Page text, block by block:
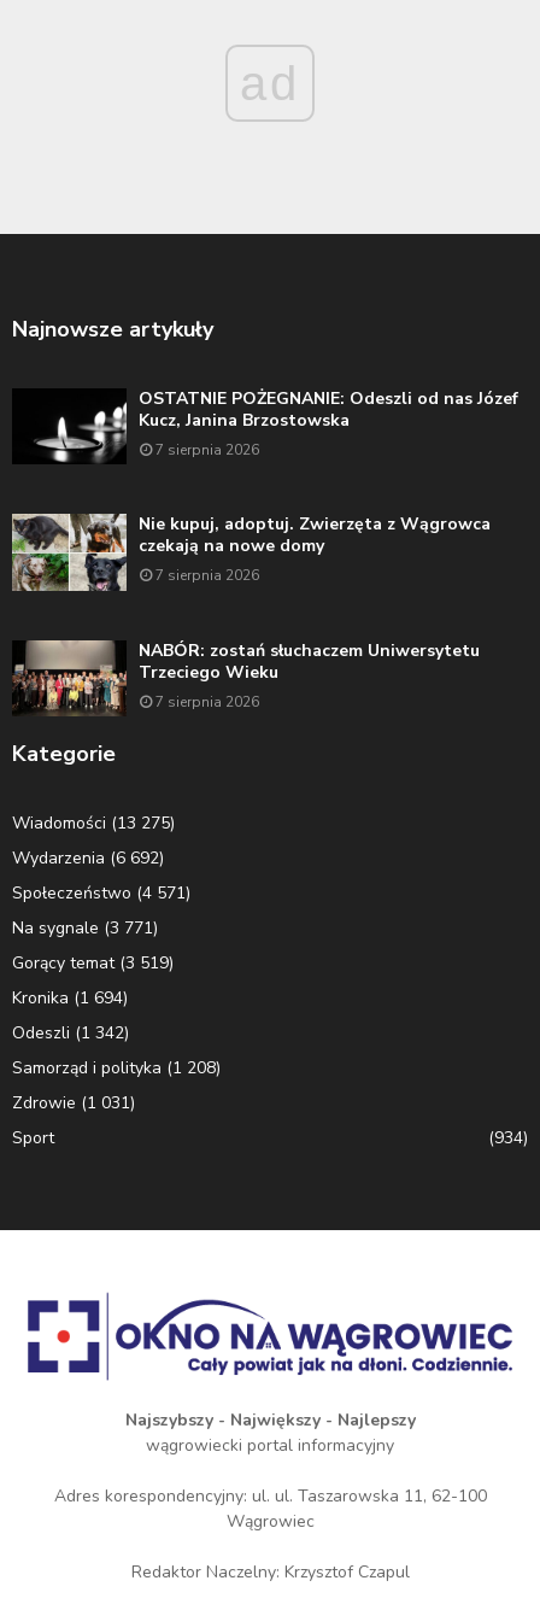
ad
Najnowsze artykuły
OSTATNIE POŻEGNANIE: Odeszli od nas Józef
Kucz, Janina Brzostowska
7 sierpnia 2026
Nie kupuj, adoptuj. Zwierzęta z Wągrowca
czekają na nowe domy
7 sierpnia 2026
NABÓR: zostań słuchaczem Uniwersytetu
Trzeciego Wieku
7 sierpnia 2026
Kategorie
Wiadomości (13 275)
Wydarzenia (6 692)
Społeczeństwo (4 571)
Na sygnale (3 771)
Gorący temat(3 519)
Kronika (1 694)
Odeszli (1 342)
Samorząd i polityka (1 208)
Zdrowie (1 031)
Sport
(934)
Najszybszy - Największy - Najlepszy
wągrowiecki portal informacyjny
Adres korespondencyjny: ul. ul. Taszarowska 11, 62-100
Wągrowiec
Redaktor Naczelny: Krzysztof Czapul